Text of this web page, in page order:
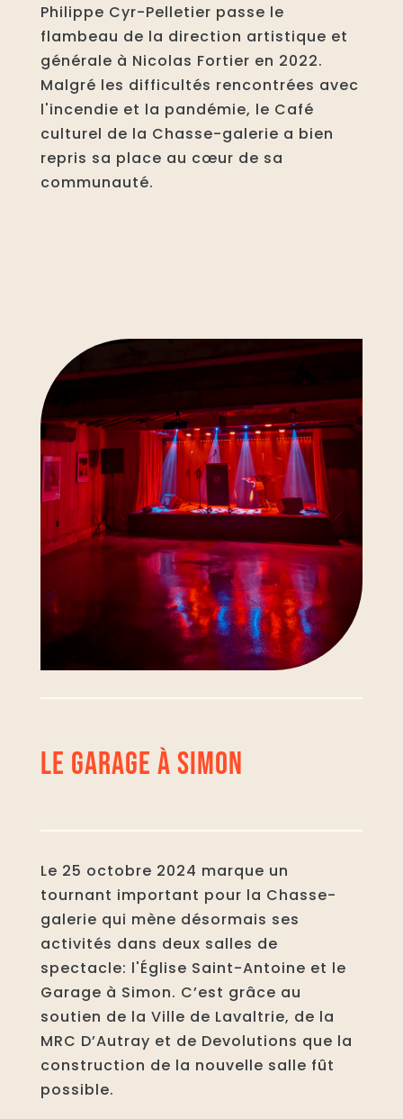
Philippe Cyr-Pelletier passe le
flambeau de la direction artistique et
générale à Nicolas Fortier en 2022.
Malgré les difficultés rencontrées avec
l'incendie et la pandémie, le Café
culturel de la Chasse-galerie a bien
repris sa place au cœur de sa
communauté.
LE GARAGE À SIMON
Le 25 octobre 2024 marque un
tournant important pour la Chasse-
galerie qui mène désormais ses
activités dans deux salles de
spectacle: l'Église Saint-Antoine et le
Garage à Simon. C’est grâce au
soutien de la Ville de Lavaltrie, de la
MRC D’Autray et de Devolutions que la
construction de la nouvelle salle fût
possible.